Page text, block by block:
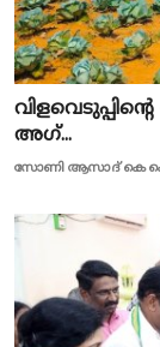
അഗ്...
സോണി ആസാദ് കെ